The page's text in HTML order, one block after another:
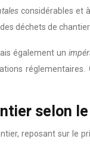
considérables et
déchets de
également un
selon
reposant sur